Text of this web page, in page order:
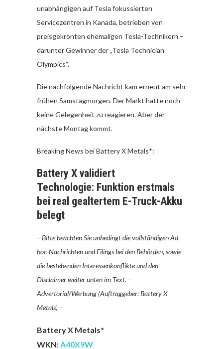
unabhängigen auf Tesla fokussierten
Servicezentren in Kanada, betrieben von
preisgekrönten ehemaligen Tesla-Technikern –
darunter Gewinner der „Tesla Technician
Olympics“.
Die nachfolgende Nachricht kam erneut am sehr
frühen Samstagmorgen. Der Markt hatte noch
keine Gelegenheit zu reagieren. Aber der
nächste Montag kommt.
Breaking News bei Battery X Metals*:
Battery X validiert
Technologie: Funktion erstmals
bei real gealtertem E-Truck-Akku
belegt
– Bitte beachten Sie unbedingt die vollständigen Ad-
hoc-Nachrichten und Filings bei den Behörden, sowie
die bestehenden Interessenkonflikte und den
Disclaimer weiter unten im Text. –
Advertorial/Werbung (Auftraggeber: Battery X
Metals) –
Battery X Metals*
WKN: A40X9W